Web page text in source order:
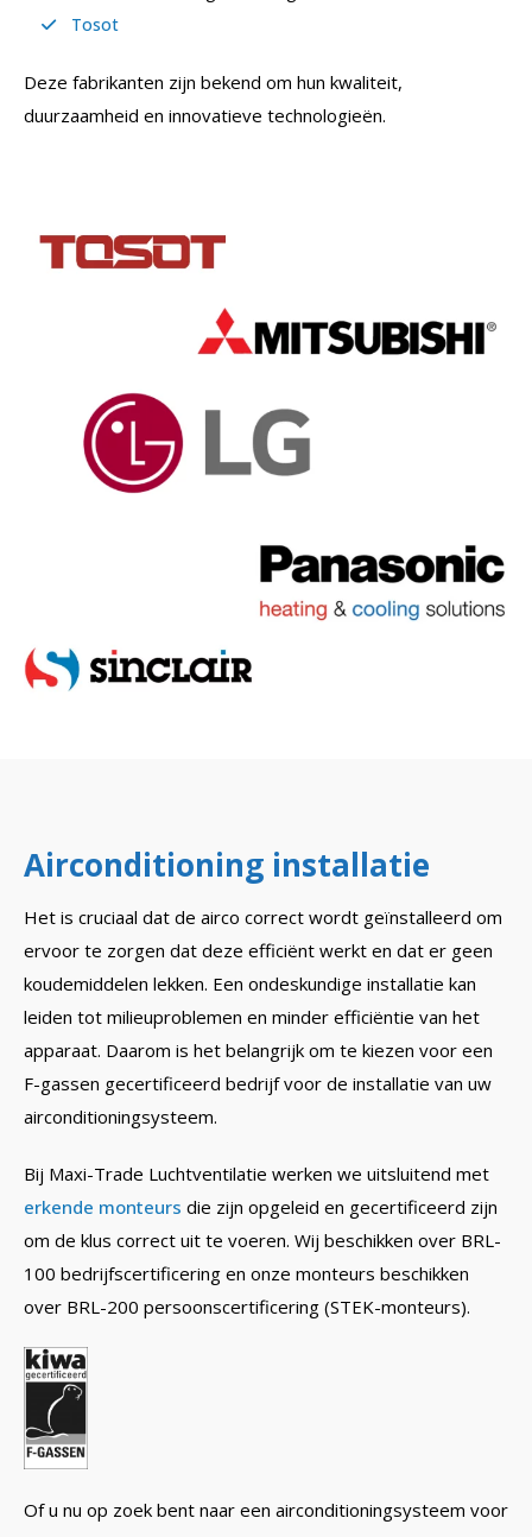
Tosot
Deze fabrikanten zijn bekend om hun kwaliteit,
duurzaamheid en innovatieve technologieën.
Airconditioning installatie
Het is cruciaal dat de airco correct wordt geïnstalleerd om
ervoor te zorgen dat deze efficiënt werkt en dat er geen
koudemiddelen lekken. Een ondeskundige installatie kan
leiden tot milieuproblemen en minder efficiëntie van het
apparaat. Daarom is het belangrijk om te kiezen voor een
F-gassen gecertificeerd bedrijf voor de installatie van uw
airconditioningsysteem.
Bij Maxi-Trade Luchtventilatie werken we uitsluitend met
erkende monteurs die zijn opgeleid en gecertificeerd zijn
om de klus correct uit te voeren. Wij beschikken over BRL-
100 bedrijfscertificering en onze monteurs beschikken
over BRL-200 persoonscertificering (STEK-monteurs).
Of u nu op zoek bent naar een airconditioningsysteem voor